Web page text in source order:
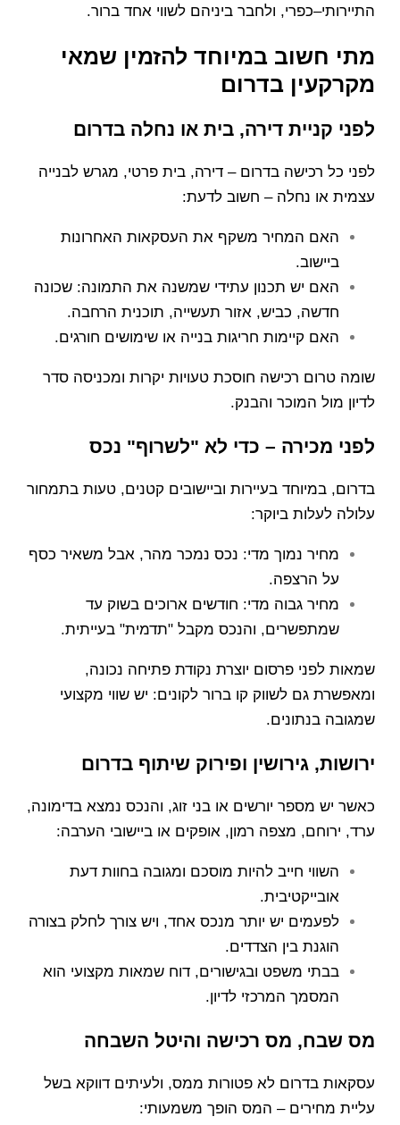
התיירותי–כפרי, ולחבר ביניהם לשווי אחד ברור.
מתי חשוב במיוחד להזמין שמאי
מקרקעין בדרום
לפני קניית דירה, בית או נחלה בדרום
לפני כל רכישה בדרום – דירה, בית פרטי, מגרש לבנייה
עצמית או נחלה – חשוב לדעת:
האם המחיר משקף את העסקאות האחרונות
ביישוב.
האם יש תכנון עתידי שמשנה את התמונה: שכונה
חדשה, כביש, אזור תעשייה, תוכנית הרחבה.
האם קיימות חריגות בנייה או שימושים חורגים.
שומה טרום רכישה חוסכת טעויות יקרות ומכניסה סדר
לדיון מול המוכר והבנק.
לפני מכירה – כדי לא "לשרוף" נכס
בדרום, במיוחד בעיירות וביישובים קטנים, טעות בתמחור
עלולה לעלות ביוקר:
מחיר נמוך מדי: נכס נמכר מהר, אבל משאיר כסף
על הרצפה.
מחיר גבוה מדי: חודשים ארוכים בשוק עד
שמתפשרים, והנכס מקבל "תדמית" בעייתית.
שמאות לפני פרסום יוצרת נקודת פתיחה נכונה,
ומאפשרת גם לשווק קו ברור לקונים: יש שווי מקצועי
שמגובה בנתונים.
ירושות, גירושין ופירוק שיתוף בדרום
כאשר יש מספר יורשים או בני זוג, והנכס נמצא בדימונה,
ערד, ירוחם, מצפה רמון, אופקים או ביישובי הערבה:
השווי חייב להיות מוסכם ומגובה בחוות דעת
אובייקטיבית.
לפעמים יש יותר מנכס אחד, ויש צורך לחלק בצורה
הוגנת בין הצדדים.
בבתי משפט ובגישורים, דוח שמאות מקצועי הוא
המסמך המרכזי לדיון.
מס שבח, מס רכישה והיטל השבחה
עסקאות בדרום לא פטורות ממס, ולעיתים דווקא בשל
עליית מחירים – המס הופך משמעותי: